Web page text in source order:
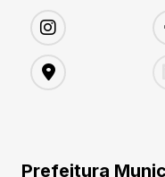
Prefeitura